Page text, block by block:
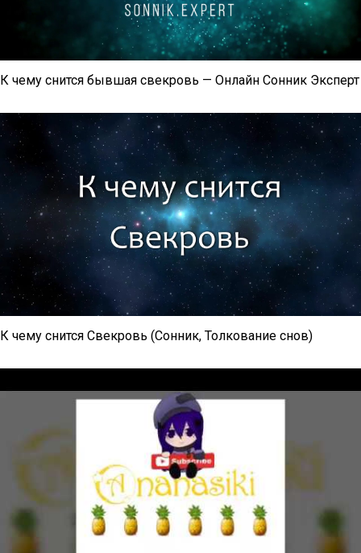
К чему снится бывшая свекровь — Онлайн Сонник Эксперт
К чему снится Свекровь (Сонник, Толкование снов)